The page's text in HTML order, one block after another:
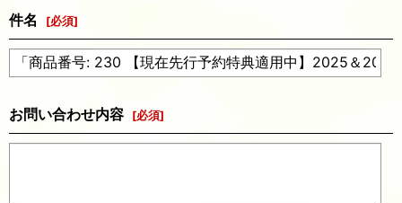
件名 [必須]
お問い合わせ内容 [必須]